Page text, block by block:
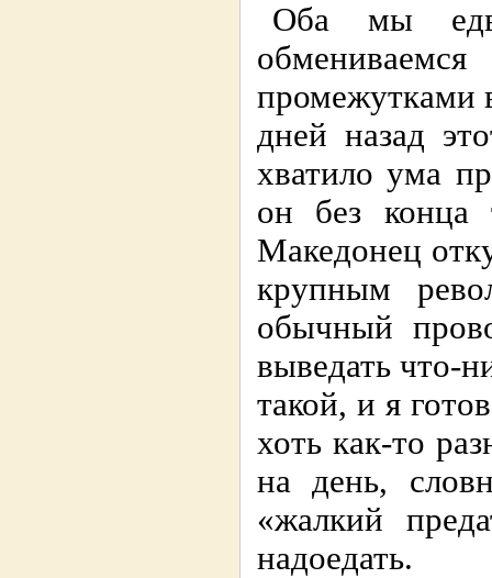
Оба мы
промежутками
дней назад
хватило ума
он без конца
Македонец
крупным
обычный
выведать что-
такой, и я
хоть как-то
на день,
«жалкий
надоедать.